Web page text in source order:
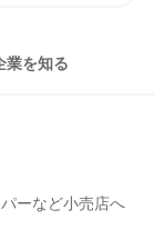
業を知る
ーなど小売店へ